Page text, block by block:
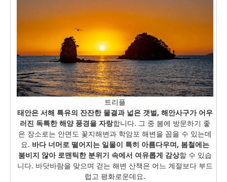
트리플
태안은 서해 특유의 잔잔한 물결과 넓은 갯벌, 해안사구가 어우
러진 독특한 해양 풍경을 자랑합니다. 그 중 봄에 방문하기 좋
은 장소로는 안면도 꽃지해변과 학암포 해변을 꼽을 수 있는데
요. 바다 너머로 떨어지는 일몰이 특히 아름다우며, 봄철에는
붐비지 않아 로맨틱한 분위기 속에서 여유롭게 감상할 수 있습
니다. 바닷바람을 맞으며 걷는 해변 산책은 어느 계절보다 부드
럽고 평화로운데요.